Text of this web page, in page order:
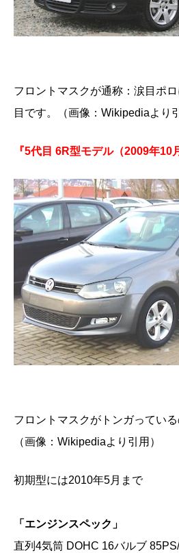
フロントマスクが通称：涙目ポ
目です。（画像：Wikipediaより
『5代目 6R型モデル（2009年10
フロントマスクがトンガってい
（画像：Wikipediaより引用）
初期型には2010年5月まで
「エンジンスペック」
直列4気筒 DOHC 16バルブ